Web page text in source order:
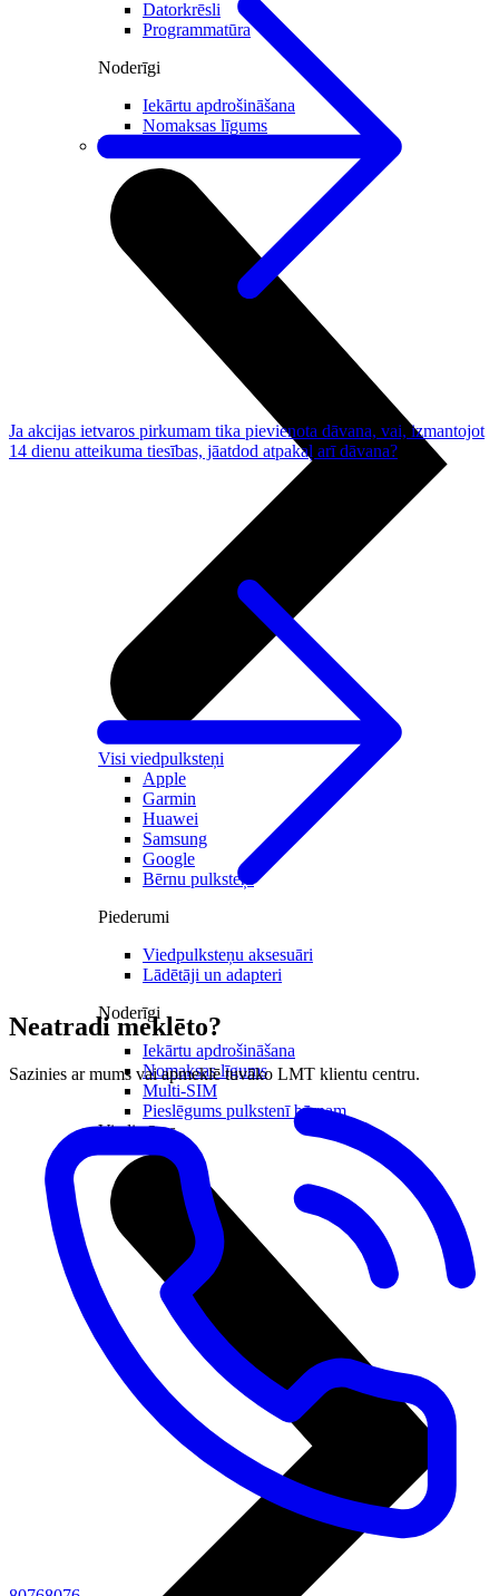
Datorkrēsli
Programmatūra
Noderīgi
Iekārtu apdrošināšana
Nomaksas līgums
Viedpulksteņi
Visi viedpulksteņi
Apple
Garmin
Huawei
Samsung
Google
Bērnu pulksteņi
Piederumi
Viedpulksteņu aksesuāri
Lādētāji un adapteri
Noderīgi
Iekārtu apdrošināšana
Nomaksas līgums
Multi-SIM
Pieslēgums pulkstenī bērnam
Viedierīces
Ja akcijas ietvaros pirkumam tika pievienota dāvana, vai, izmantojot
14 dienu atteikuma tiesības, jāatdod atpakaļ arī dāvana?
Neatradi meklēto?
Sazinies ar mums vai apmeklē tuvāko LMT klientu centru.